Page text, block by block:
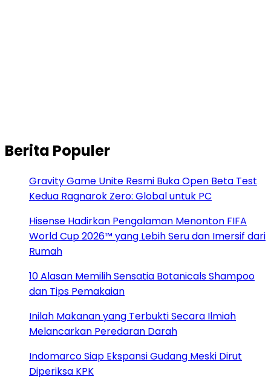
Berita Populer
Gravity Game Unite Resmi Buka Open Beta Test
Kedua Ragnarok Zero: Global untuk PC
Hisense Hadirkan Pengalaman Menonton FIFA
World Cup 2026™ yang Lebih Seru dan Imersif dari
Rumah
10 Alasan Memilih Sensatia Botanicals Shampoo
dan Tips Pemakaian
Inilah Makanan yang Terbukti Secara Ilmiah
Melancarkan Peredaran Darah
Indomarco Siap Ekspansi Gudang Meski Dirut
Diperiksa KPK